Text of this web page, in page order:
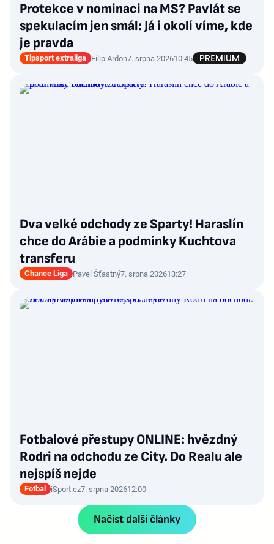
Protekce v nominaci na MS? Pavlát se
spekulacím jen smál: Já i okolí víme, kde
je pravda
Tipsport extraliga Filip Ardon7. srpna 202610:45
Dva velké odchody ze Sparty! Haraslín
chce do Arábie a podmínky Kuchtova
transferu
Chance Liga Pavel Šťastný7. srpna 202613:27
Fotbalové přestupy ONLINE: hvězdný
Rodri na odchodu ze City. Do Realu ale
nejspíš nejde
Fotbal iSport.cz7. srpna 202612:00
Načíst další články